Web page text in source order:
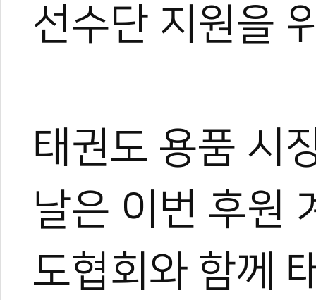
선수단 지원을
태권도 용품 시
날은 이번 후원
도협회와 함께